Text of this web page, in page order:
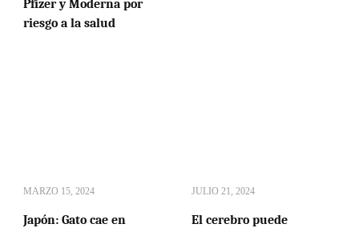
Pfizer y Moderna por
riesgo a la salud
MARZO 15, 2024
Japón: Gato cae en
JULIO 21, 2024
El cerebro puede